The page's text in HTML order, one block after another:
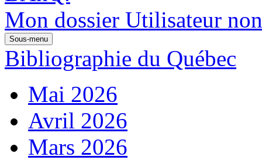
Mon dossier Utilisateur
Sous-menu
Bibliographie du Québec
Mai 2026
Avril 2026
Mars 2026